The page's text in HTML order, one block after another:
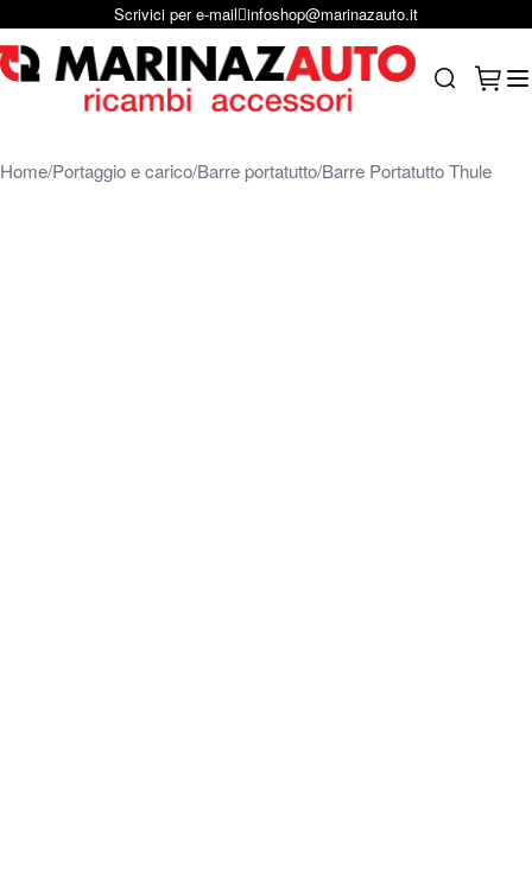
Salta al contenutoScrivici per e-mail infoshop@marinazauto.it
Home Portaggio e carico Barre portatutto Barre Portatutto Thule